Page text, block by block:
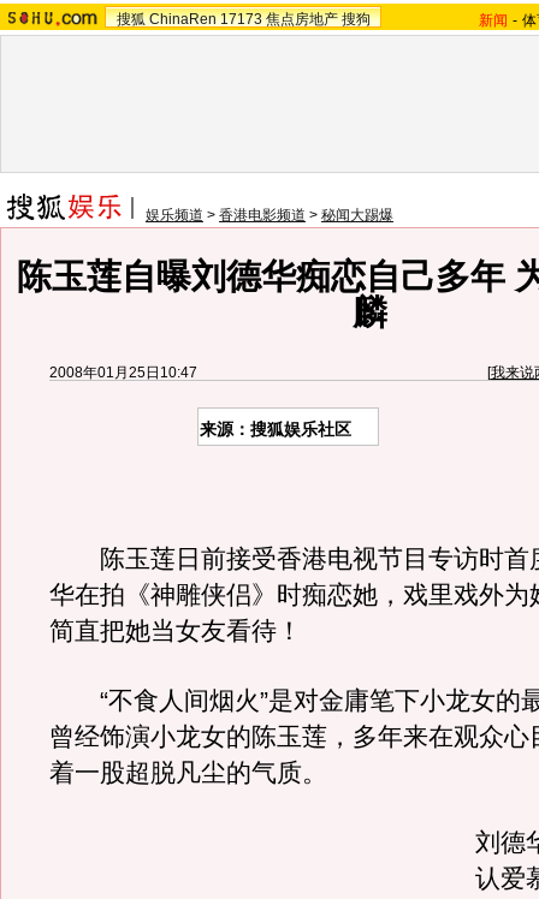
搜狐 ChinaRen 17173 焦点房地产 搜狗 新闻 -
娱乐频道 > 香港电影频道 > 秘闻大踢爆
陈玉莲自曝刘德华痴恋自己多年
麟
2008年01月25日10:47 [我来说
来源：搜狐娱乐社区
陈玉莲日前接受香港电视节目专访时首
华在拍《神雕侠侣》时痴恋她，戏里戏外为
简直把她当女友看待！
“不食人间烟火”是对金庸笔下小龙女的
曾经饰演小龙女的陈玉莲，多年来在观众心
着一股超脱凡尘的气质。
刘德
认爱